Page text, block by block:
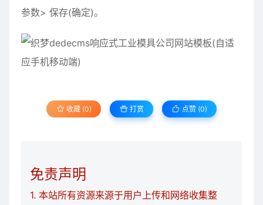
参数> 保存(确定)。
收藏 (0) 打赏 点赞 (0)
免责声明
1. 本站所有资源来源于用户上传和网络收集整